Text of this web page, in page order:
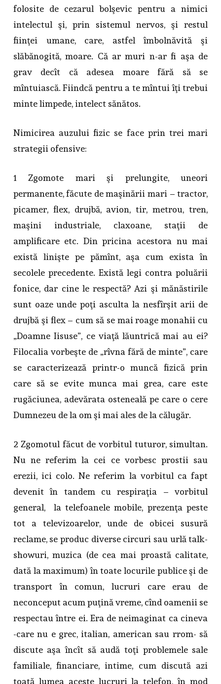
folosite de cezarul bolşevic pentru a nimici
intelectul şi, prin sistemul nervos, şi restul
fiinţei umane, care, astfel îmbolnăvită şi
slăbănogită, moare. Că ar muri n-ar fi aşa de
grav decît că adesea moare fără să se
mîntuiască. Fiindcă pentru a te mîntui îţi trebui
minte limpede, intelect sănătos.
Nimicirea auzului fizic se face prin trei mari
strategii ofensive:
1 Zgomote mari şi prelungite, uneori
permanente, făcute de maşinării mari – tractor,
picamer, flex, drujbă, avion, tir, metrou, tren,
maşini industriale, claxoane, staţii de
amplificare etc. Din pricina acestora nu mai
există linişte pe pămînt, aşa cum exista în
secolele precedente. Există legi contra poluării
fonice, dar cine le respectă? Azi şi mănăstirile
sunt oaze unde poţi asculta la nesfîrşit arii de
drujbă şi flex – cum să se mai roage monahii cu
„Doamne Iisuse”, ce viaţă lăuntrică mai au ei?
Filocalia vorbeşte de „rîvna fără de minte”, care
se caracterizează printr-o muncă fizică prin
care să se evite munca mai grea, care este
rugăciunea, adevărata osteneală pe care o cere
Dumnezeu de la om şi mai ales de la călugăr.
2 Zgomotul făcut de vorbitul tuturor, simultan.
Nu ne referim la cei ce vorbesc prostii sau
erezii, ici colo. Ne referim la vorbitul ca fapt
devenit în tandem cu respiraţia – vorbitul
general, la telefoanele mobile, prezenţa peste
tot a televizoarelor, unde de obicei susură
reclame, se produc diverse circuri sau urlă talk-
showuri, muzica (de cea mai proastă calitate,
dată la maximum) în toate locurile publice şi de
transport în comun, lucruri care erau de
neconceput acum puţină vreme, cînd oamenii se
respectau între ei. Era de neimaginat ca cineva
-care nu e grec, italian, american sau rrom- să
discute aşa încît să audă toţi problemele sale
familiale, financiare, intime, cum discută azi
toată lumea aceste lucruri la telefon, în mod